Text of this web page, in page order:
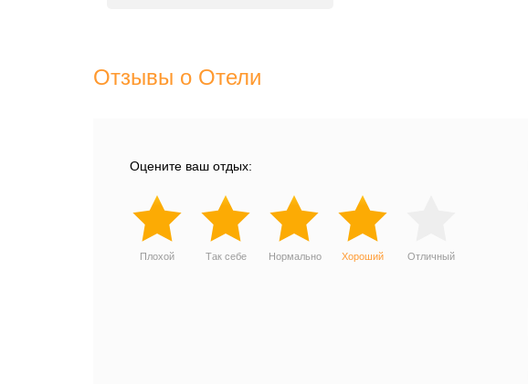
Отзывы о Отели
Оцените ваш отдых:
Плохой Так себе Нормально Хороший Отличный